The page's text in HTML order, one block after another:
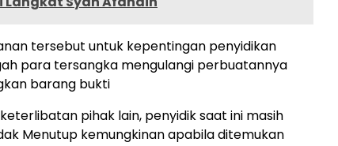
tersebut untuk kepentingan penyidikan
para tersangka mengulangi perbuatannya
barang bukti
pihak lain, penyidik saat ini masih
Menutup kemungkinan apabila ditemukan